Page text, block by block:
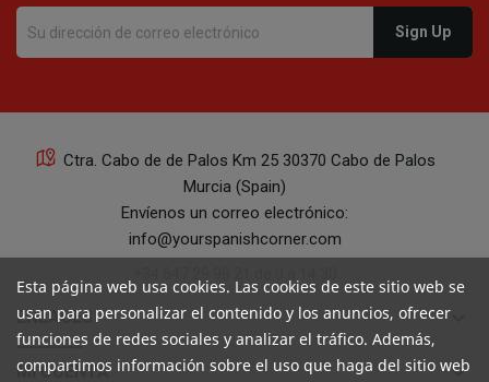
Ctra. Cabo de de Palos Km 25 30370 Cabo de Palos
Murcia (Spain)
Envíenos un correo electrónico:
info@yourspanishcorner.com
ENLACES keyboard_arrow_down
MI CUENTA keyboard_arrow_down
Esta página web usa cookies. Las cookies de este sitio web se
usan para personalizar el contenido y los anuncios, ofrecer
funciones de redes sociales y analizar el tráfico. Además,
compartimos información sobre el uso que haga del sitio web